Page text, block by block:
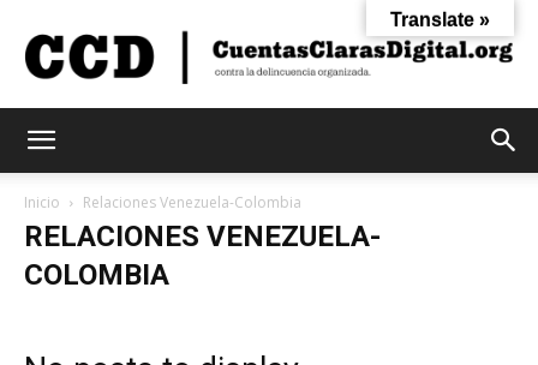
Inicio Relaciones Venezuela-Colombia
RELACIONES VENEZUELA-
COLOMBIA
Translate »